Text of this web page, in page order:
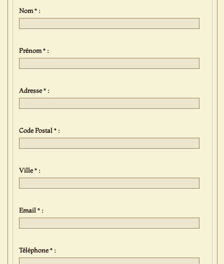
Nom * :
Prénom * :
Adresse * :
Code Postal * :
Ville * :
Email * :
Téléphone * :